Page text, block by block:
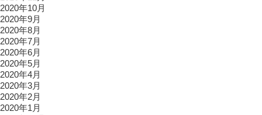
2020年10月
2020年9月
2020年8月
2020年7月
2020年6月
2020年5月
2020年4月
2020年3月
2020年2月
2020年1月